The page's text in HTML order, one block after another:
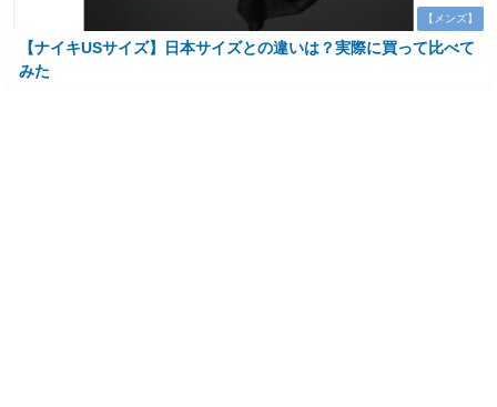
【メンズ】
【ナイキUSサイズ】日本サイズとの違いは？実際に買って比べて
みた